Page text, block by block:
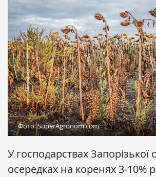
Фото: SuperAgronom.com
У господарствах Запорізької
осередках на коренях 3-10%